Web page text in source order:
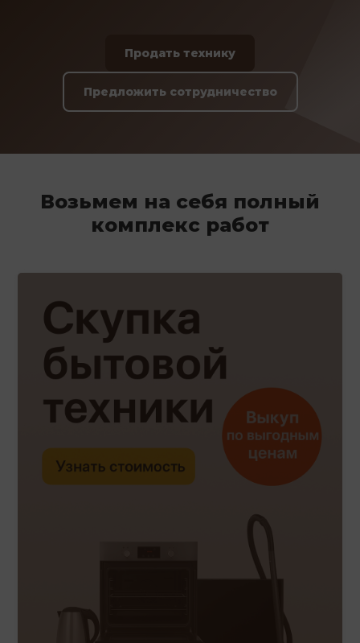
Продать технику
Предложить сотрудничество
Возьмем на себя полный
комплекс работ